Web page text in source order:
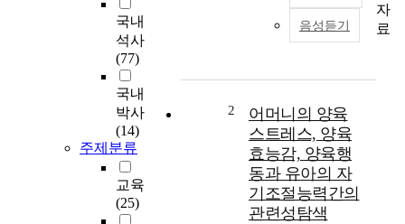
국내
석사
(77)
국내
박사
(14)
주제분류
교육
(25)
음성듣기
2
어머니의 양육
스트레스, 양육
효능감, 양육행
동과 유아의 자
기조절능력간의
관련성탐색
자
료